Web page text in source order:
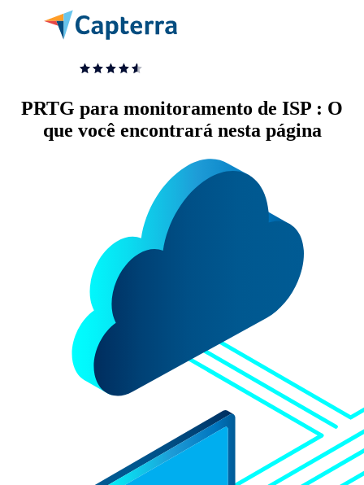
PRTG para monitoramento de ISP : O
que você encontrará nesta página